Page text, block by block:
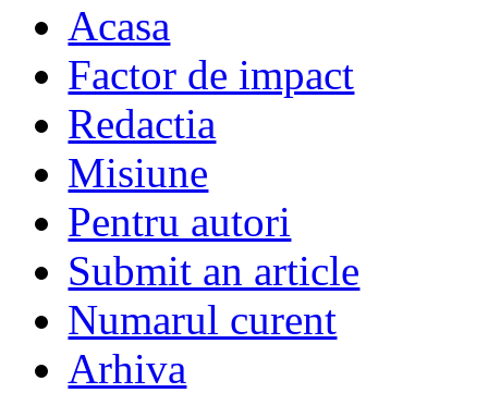
Acasa
Factor de impact
Redactia
Misiune
Pentru autori
Submit an article
Numarul curent
Arhiva